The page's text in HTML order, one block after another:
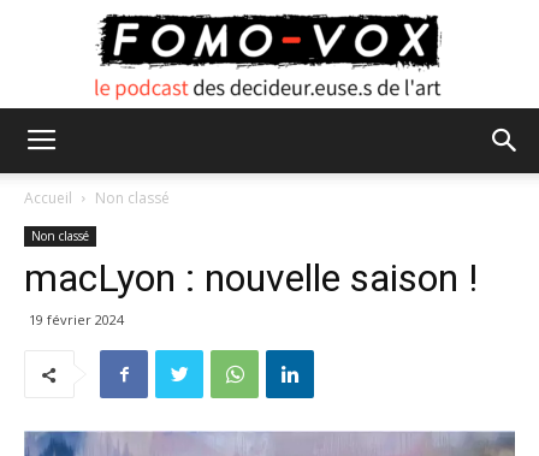
Accueil Non classé
Non classé
macLyon : nouvelle saison !
19 février 2024